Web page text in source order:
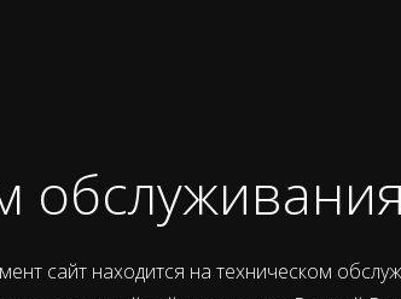
обслуживания
сайт находится на техническом